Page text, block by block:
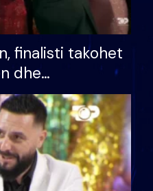
finalisti takohet
dhe
ndonjë letër